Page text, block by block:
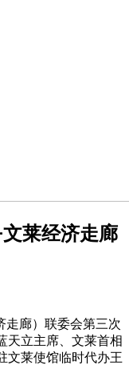
莱经济走廊
廊）联委会第三次
天立主席、文莱首相
文莱使馆临时代办王